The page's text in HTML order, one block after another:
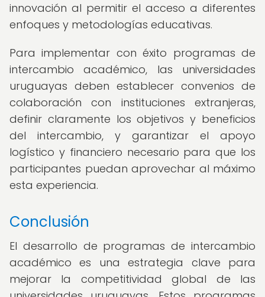
innovación al permitir el acceso a diferentes
enfoques y metodologías educativas.
Para implementar con éxito programas de
intercambio académico, las universidades
uruguayas deben establecer convenios de
colaboración con instituciones extranjeras,
definir claramente los objetivos y beneficios
del intercambio, y garantizar el apoyo
logístico y financiero necesario para que los
participantes puedan aprovechar al máximo
esta experiencia.
Conclusión
El desarrollo de programas de intercambio
académico es una estrategia clave para
mejorar la competitividad global de las